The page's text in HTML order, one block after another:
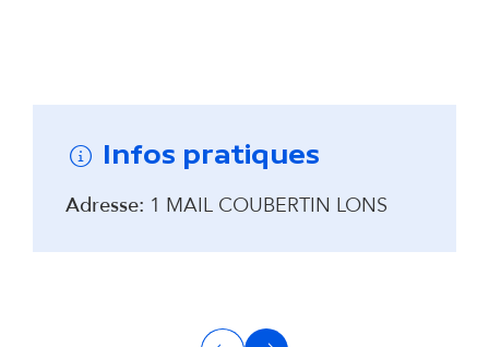
Infos pratiques
Adresse: 1 MAIL COUBERTIN LONS